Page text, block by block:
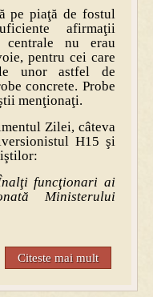
pe piaţă de fostul
afirmaţii
centrale nu erau
pentru cei care
unor astfel de
concrete. Probe
menţionaţi.
Zilei, câteva
H15 şi
funcţionari ai
Ministerului
Citeste mai mult